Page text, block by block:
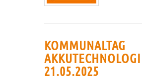
KOMMUNALTAG
21.05.2025